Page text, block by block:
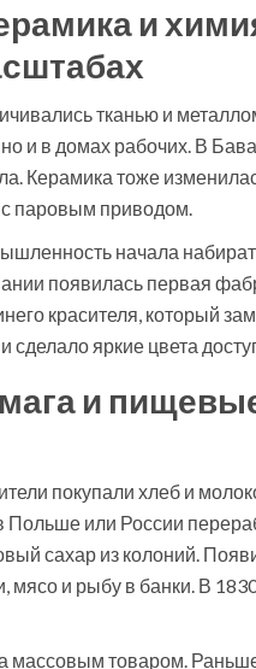
и
тканью и
и в домах рабочих. В
Керамика тоже
с паровым приводом.
начала
появилась первая
красителя, который
сделало яркие цвета
и
покупали хлеб и
или России
сахар из колоний.
мясо и рыбу в банки. В
массовым товаром.